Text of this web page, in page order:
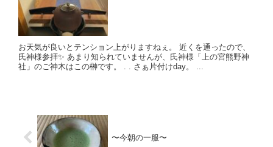
お天気が良いとテンション上がりますねぇ。 近くを通ったので、
氏神様参拝✨ あまり知られていませんが、氏神様「上の宮熊野神
社」のご神木はこの榊です。 . . さぁ片付けday。 ...
〜今朝の一服〜